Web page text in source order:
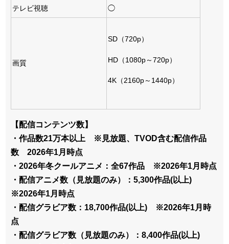
テレビ視聴 ◯
画質
SD（720p）
HD（1080p～720p）
4K（2160p～1440p）
【配信コンテンツ数】
・作品数21万本以上 ※見放題、TVOD含む配信作品
数 2026年1月時点
・2026年冬クールアニメ：全67作品 ※2026年1月時点
・配信アニメ数（見放題のみ）：5,300作品(以上)
※2026年1月時点
・配信グラビア数：18,700作品(以上) ※2026年1月時
点
・配信グラビア数（見放題のみ）：8,400作品(以上)